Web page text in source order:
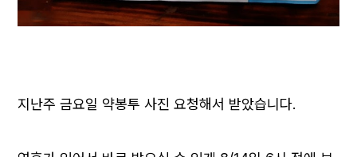
지난주 금요일 약봉투 사진 요청해서 받았습니다.